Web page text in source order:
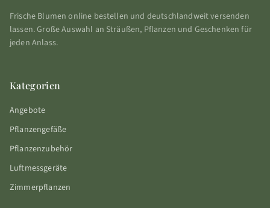
Frische Blumen online bestellen und deutschlandweit versenden
lassen. Große Auswahl an Sträußen, Pflanzen und Geschenken für
jeden Anlass.
Kategorien
Angebote
Pflanzengefäße
Pflanzenzubehör
Luftmessgeräte
Zimmerpflanzen